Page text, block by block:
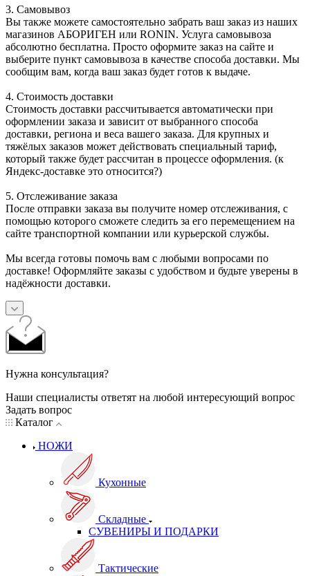
3. Самовывоз
Вы также можете самостоятельно забрать ваш заказ из наших
магазинов АБОРИГЕН или RONIN. Услуга самовывоза
абсолютно бесплатна. Просто оформите заказ на сайте и
выберите пункт самовывоза в качестве способа доставки. Мы
сообщим вам, когда ваш заказ будет готов к выдаче.
4. Стоимость доставки
Стоимость доставки рассчитывается автоматически при
оформлении заказа и зависит от выбранного способа
доставки, региона и веса вашего заказа. Для крупных и
тяжёлых заказов может действовать специальный тариф,
который также будет рассчитан в процессе оформления. (к
Яндекс-доставке это относится?)
5. Отслеживание заказа
После отправки заказа вы получите номер отслеживания, с
помощью которого сможете следить за его перемещением на
сайте транспортной компании или курьерской службы.
Мы всегда готовы помочь вам с любыми вопросами по
доставке! Оформляйте заказы с удобством и будьте уверены в
надёжности доставки.
Нужна консультация?
Наши специалисты ответят на любой интересующий вопрос
Задать вопрос
Каталог
НОЖИ
Кухонные
Складные
СУВЕНИРЫ И ПОДАРКИ
Тактические